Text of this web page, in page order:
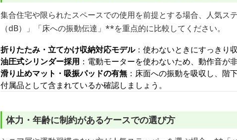
集合住宅や限られたスペースでの使用を前提とする場合、人気ス
（dB）」「床への振動伝達」**を重点的に比較してください。
折りたたみ・立てかけ収納対応モデル：使わないときにすっきり
油圧式シリンダー採用 ：電動モーターを使わないため、動作音が
滑り止めマット・吸振パッドの有無 ：床面への振動を吸収し、階
付属品として含まれているか確認しましょう。
体力・年齢に制約があるケースでの選び方